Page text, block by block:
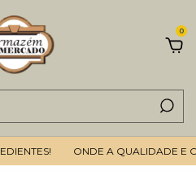
0
ONDE A QUALIDADE E O